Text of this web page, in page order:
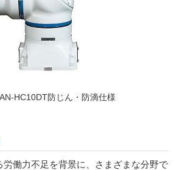
HC10DT防じん・防滴仕様
働力不足を背景に、さまざまな分野で